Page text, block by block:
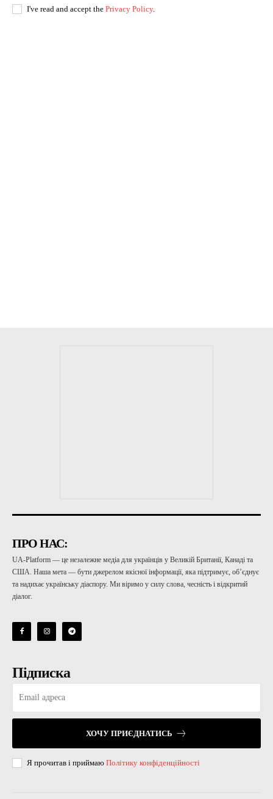
I've read and accept the Privacy Policy.
ПРО НАС:
UA-Platform — це незалежне медіа для українців у Великій Британії, Канаді та
США. Наша мета — бути джерелом якісної інформації, яка підтримує, об’єднує
та надихає українську діаспору. Ми віримо у силу слова, чесність і відкритий
діалог.
Підписка
ХОЧУ ПРИЄДНАТИСЬ
Я прочитав і приймаю Політику конфіденційності